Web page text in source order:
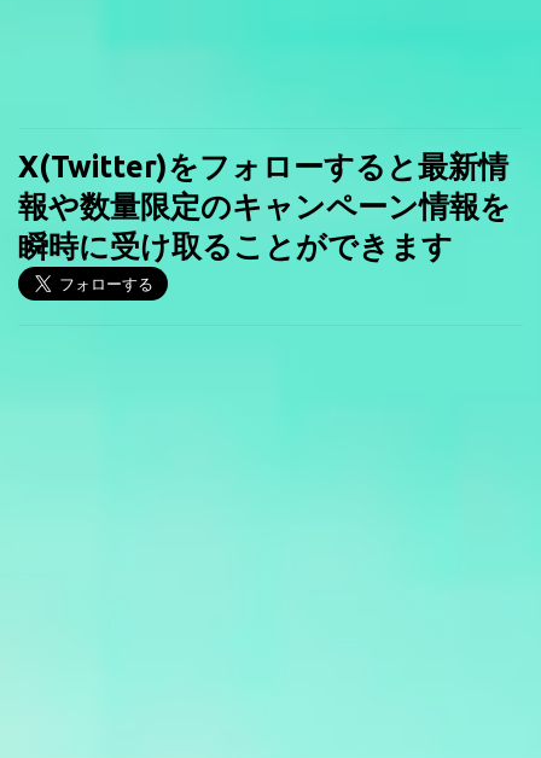
X(Twitter)をフォローすると最新情
報や数量限定のキャンペーン情報を
瞬時に受け取ることができます